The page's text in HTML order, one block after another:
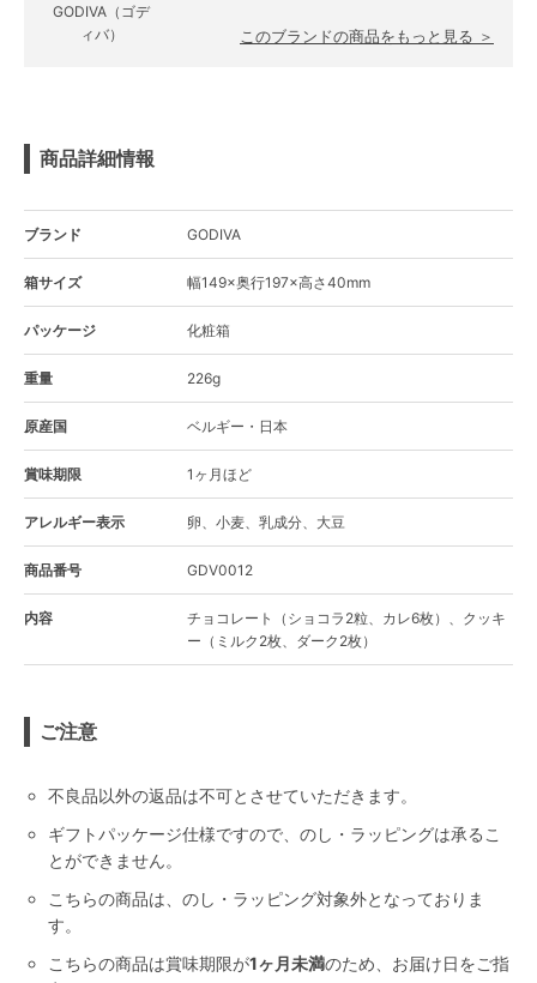
GODIVA（ゴデ
ィバ）
このブランドの商品をもっと見る ＞
商品詳細情報
ブランド GODIVA
箱サイズ 幅149×奥行197×高さ40mm
パッケージ 化粧箱
重量 226g
原産国 ベルギー・日本
賞味期限 1ヶ月ほど
アレルギー表示 卵、小麦、乳成分、大豆
商品番号 GDV0012
内容
チョコレート（ショコラ2粒、カレ6枚）、クッキ
ー（ミルク2枚、ダーク2枚）
ご注意
不良品以外の返品は不可とさせていただきます。
ギフトパッケージ仕様ですので、のし・ラッピングは承るこ
とができません。
こちらの商品は、のし・ラッピング対象外となっておりま
す。
こちらの商品は賞味期限が1ヶ月未満のため、お届け日をご指